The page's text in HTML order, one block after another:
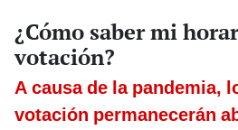
¿Cómo saber mi
votación?
A causa de la pandemia,
votación permanecerán